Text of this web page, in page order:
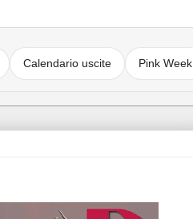
Calendario uscite Pink Week